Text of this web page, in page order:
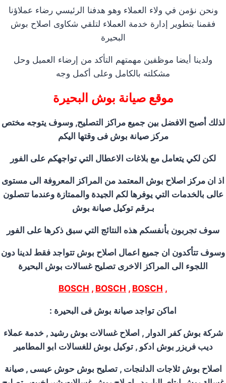
ونحن نؤمن في ولاء العملاء وهو هدفنا الرئيسي رضاء عملاؤنا
فقمنا بتطوير إدارة خدمة العملاء لتلقي شكاوى اصلاح بوش
البحيرة
ولدينا أيضا موظفين مهمتهم التأكد من إرضاء العميل وحل
مشكلته بالكامل وعلى أكمل وجه
موقع صيانة بوش البحيرة
لذلك أصبح الافضل بين جميع مراكز التصليح, وسوف يتوجه مختص
مركز صيانة بوش فى وقتها اليكم
لكن لكي يتعامل مع بلاغات الاعطال التي تواجهكم على الفور
اذ ان مركز اصلاح بوش المعتمد من المراكز المعروفة الى مستوى
عالى بالخدمات التي يوفرها لكم الجيدة والممتازة وعندما تتصلون
بـرقم توكيل صيانة بوش
سوف تجربون بأنفسكم هذه النتائج التي سبق ذكرها على الفور
وسوف تتأكدون ان جميع اعمال اصلاح بوش تتواجد فقط لدينا دون
اللجوء الى المراكز الاخرى تصليح غسالات بوش البحيرة
,
BOSCH , BOSCH , BOSCH
اماكن تواجد صيانة بوش فى البحيرة :
شركة بوش كفر الدوار, اصلاحغسالات بوش رشيد, خدمة عملاء
ديب فريزر بوش ادكو , توكيل بوش للغسالات ابو المطامير
اصلاح بوش ثلاجات الدلنجات , تصليح بوش حوش عيسى , صيانة